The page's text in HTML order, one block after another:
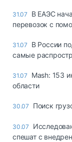
31.07
В ЕАЭС
перевозок с
31.07
В России
самые
31.07
Mash: 153
области
30.07 Поиск
30.07
спешат с